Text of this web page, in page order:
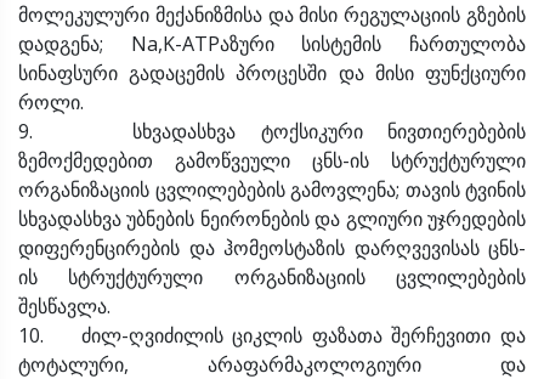
მოლეკულური მექანიზმისა და მისი რეგულაციის გზების
დადგენა; Na,K-ATPაზური სისტემის ჩართულობა
სინაფსური გადაცემის პროცესში და მისი ფუნქციური
როლი.
9. სხვადასხვა ტოქსიკური ნივთიერებების
ზემოქმედებით გამოწვეული ცნს-ის სტრუქტურული
ორგანიზაციის ცვლილებების გამოვლენა; თავის ტვინის
სხვადასხვა უბნების ნეირონების და გლიური უჯრედების
დიფერენცირების და ჰომეოსტაზის დარღვევისას ცნს-
ის სტრუქტურული ორგანიზაციის ცვლილებების
შესწავლა.
10. ძილ-ღვიძილის ციკლის ფაზათა შერჩევითი და
ტოტალური, არაფარმაკოლოგიური და